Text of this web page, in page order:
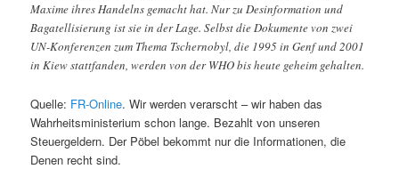
Maxime ihres Handelns gemacht hat. Nur zu Desinformation und
Bagatellisierung ist sie in der Lage. Selbst die Dokumente von zwei
UN-Konferenzen zum Thema Tschernobyl, die 1995 in Genf und 2001
in Kiew stattfanden, werden von der WHO bis heute geheim gehalten.
Quelle: FR-Online. Wir werden verarscht – wir haben das
Wahrheitsministerium schon lange. Bezahlt von unseren
Steuergeldern. Der Pöbel bekommt nur die Informationen, die
Denen recht sind.